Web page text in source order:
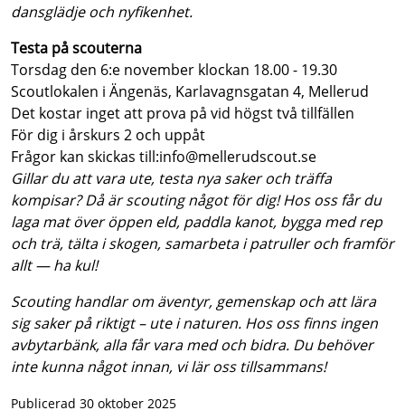
dansglädje och nyfikenhet.
Testa på scouterna
Torsdag den 6:e november klockan 18.00 - 19.30
Scoutlokalen i Ängenäs, Karlavagnsgatan 4, Mellerud
Det kostar inget att prova på vid högst två tillfällen
För dig i årskurs 2 och uppåt
Frågor kan skickas till:info@mellerudscout.se
Gillar du att vara ute, testa nya saker och träffa
kompisar? Då är scouting något för dig! Hos oss får du
laga mat över öppen eld, paddla kanot, bygga med rep
och trä, tälta i skogen, samarbeta i patruller och framför
allt — ha kul!
Scouting handlar om äventyr, gemenskap och att lära
sig saker på riktigt – ute i naturen. Hos oss finns ingen
avbytarbänk, alla får vara med och bidra. Du behöver
inte kunna något innan, vi lär oss tillsammans!
Publicerad 30 oktober 2025